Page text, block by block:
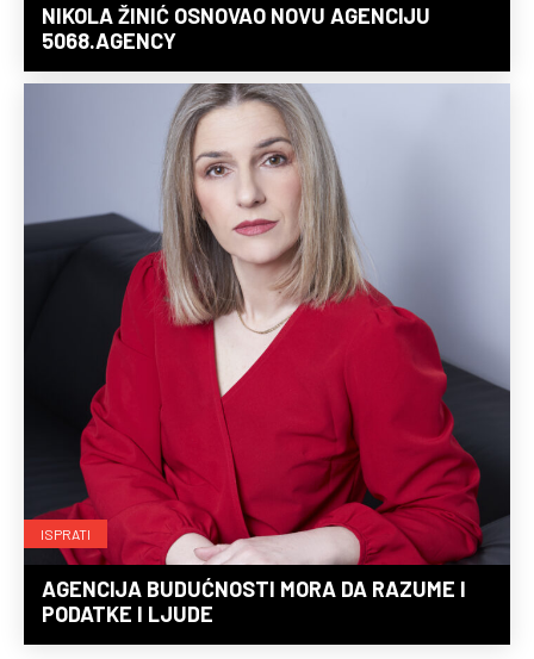
NIKOLA ŽINIĆ OSNOVAO NOVU AGENCIJU
5068.AGENCY
ISPRATI
AGENCIJA BUDUĆNOSTI MORA DA RAZUME I
PODATKE I LJUDE